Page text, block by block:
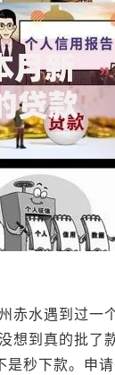
赤水遇到过一
想到真的批了
秒下款。申